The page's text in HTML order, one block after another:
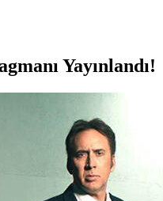
Yayınlandı!